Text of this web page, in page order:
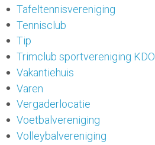
Tafeltennisvereniging
Tennisclub
Tip
Trimclub sportvereniging KDO
Vakantiehuis
Varen
Vergaderlocatie
Voetbalvereniging
Volleybalvereniging